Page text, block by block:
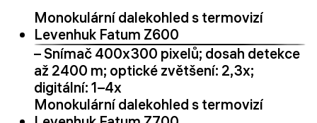
Monokulární dalekohled s termovizí
Levenhuk Fatum Z600
– Snímač 400x300 pixelů; dosah detekce
až 2400 m; optické zvětšení: 2,3x;
digitální: 1–4x
Monokulární dalekohled s termovizí